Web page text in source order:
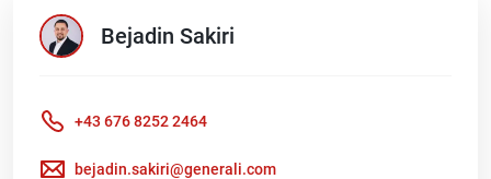
Bejadin Sakiri
+43 676 8252 2464
bejadin.sakiri@generali.com